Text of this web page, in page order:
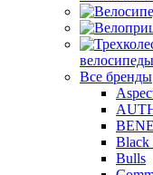
велосипеды
Все бренды
Black
Bulls